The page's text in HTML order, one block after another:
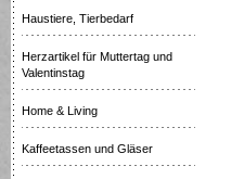
Haustiere, Tierbedarf
Herzartikel für Muttertag und
Valentinstag
Home & Living
Kaffeetassen und Gläser